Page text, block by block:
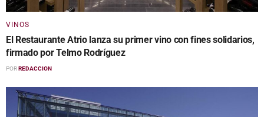
VINOS
El Restaurante Atrio lanza su primer vino con fines solidarios,
firmado por Telmo Rodríguez
PORREDACCION